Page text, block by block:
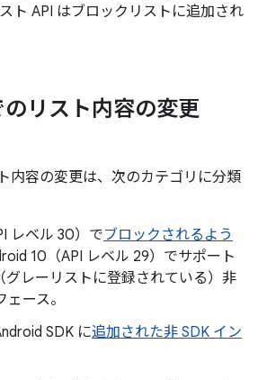
ト API はブロックリストに追加され
リスト内容の変更
内容の変更は、次のカテゴリに分類
レベル 30）でブロックされるよう
10（API レベル 29）でサポート
グレーリストに登録されている）非
ース。
SDK に追加された非 SDK イン